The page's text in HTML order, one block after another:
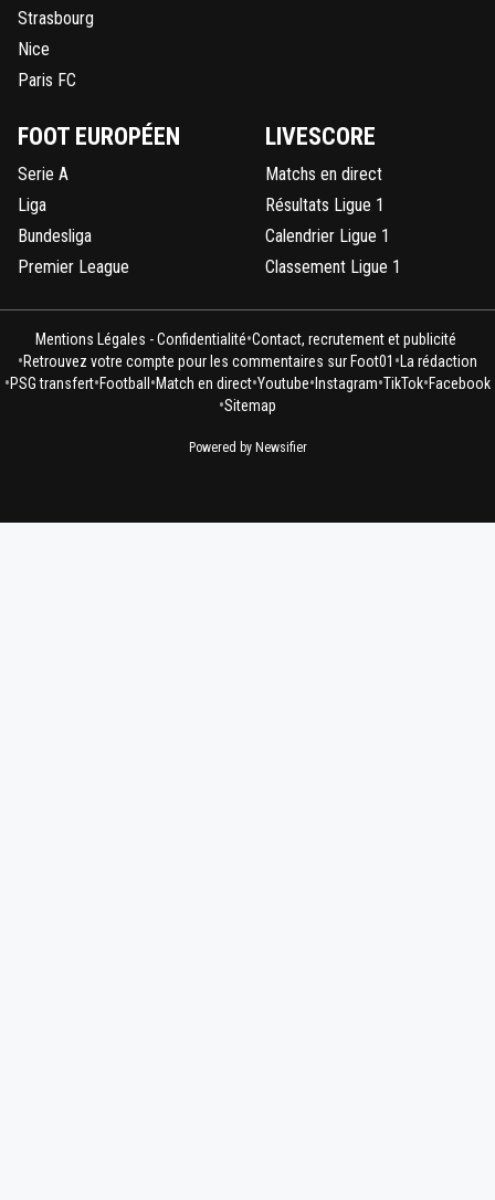
Strasbourg
Nice
Paris FC
FOOT EUROPÉEN
Serie A
Liga
Bundesliga
Premier League
LIVESCORE
Matchs en direct
Résultats Ligue 1
Calendrier Ligue 1
Classement Ligue 1
Mentions Légales - Confidentialité•Contact, recrutement et publicité
•Retrouvez votre compte pour les commentaires sur Foot01 •La rédaction
•PSG transfert•Football •Match en direct•Youtube• Instagram•TikTok•Facebook
•Sitemap
Powered by Newsifier